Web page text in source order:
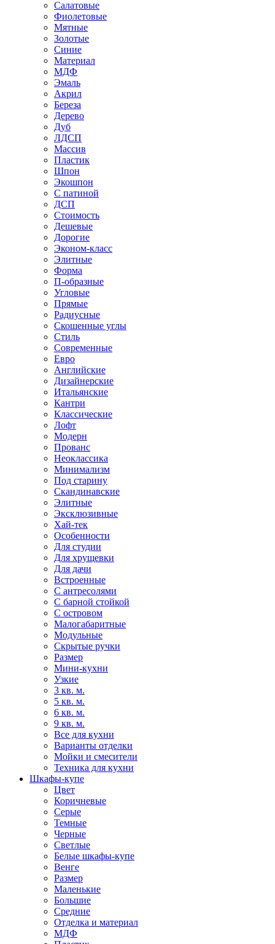
Салатовые
Фиолетовые
Мятные
Золотые
Синие
Материал
МДФ
Эмаль
Акрил
Береза
Дерево
Дуб
ЛДСП
Массив
Пластик
Шпон
Экошпон
С патиной
ДСП
Стоимость
Дешевые
Дорогие
Эконом-класс
Элитные
Форма
П-образные
Угловые
Прямые
Радиусные
Скошенные углы
Стиль
Современные
Евро
Английские
Дизайнерские
Итальянские
Кантри
Классические
Лофт
Модерн
Прованс
Неоклассика
Минимализм
Под старину
Скандинавские
Элитные
Эксклюзивные
Хай-тек
Особенности
Для студии
Для хрущевки
Для дачи
Встроенные
С антресолями
С барной стойкой
С островом
Малогабаритные
Модульные
Скрытые ручки
Размер
Мини-кухни
Узкие
3 кв. м.
5 кв. м.
6 кв. м.
9 кв. м.
Все для кухни
Варианты отделки
Мойки и смесители
Техника для кухни
Шкафы-купе
Цвет
Коричневые
Серые
Темные
Черные
Светлые
Белые шкафы-купе
Венге
Размер
Маленькие
Большие
Средние
Отделка и материал
МДФ